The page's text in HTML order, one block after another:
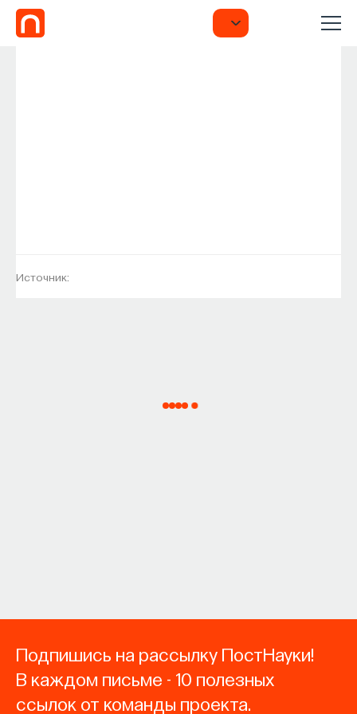
Источник:
Подпишись на рассылку ПостНауки!
В каждом письме - 10 полезных
ссылок от команды проекта.